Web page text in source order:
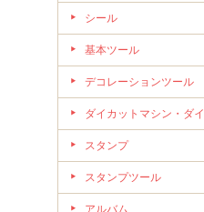
シール
基本ツール
デコレーションツール
ダイカットマシン・ダイ
スタンプ
スタンプツール
アルバム